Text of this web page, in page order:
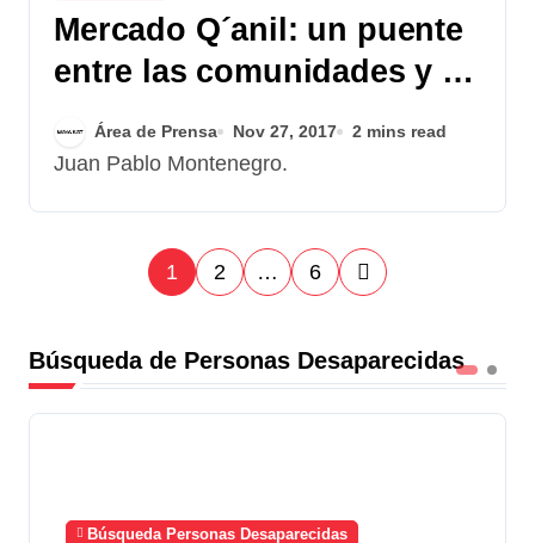
Mercado Q´anil: un puente
entre las comunidades y la
capital
Área de Prensa Nov 27, 2017 2 mins read
Juan Pablo Montenegro.
P
g
i
a
1 2 … 6
Búsqueda de Personas Desaparecidas
Búsqueda Personas Desaparecidas